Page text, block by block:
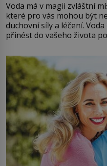
Voda má v magii zvláštní
které pro vás mohou být
duchovní síly a léčení.
přinést do vašeho života
můžete obohatit své rituály
větší harmonii a klid. Je